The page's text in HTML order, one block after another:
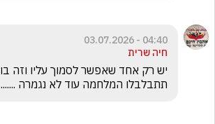
04:40 - 03.07.2026
חיה שרית
תתבלבלו המלחמה עוד לא נגמרה .......